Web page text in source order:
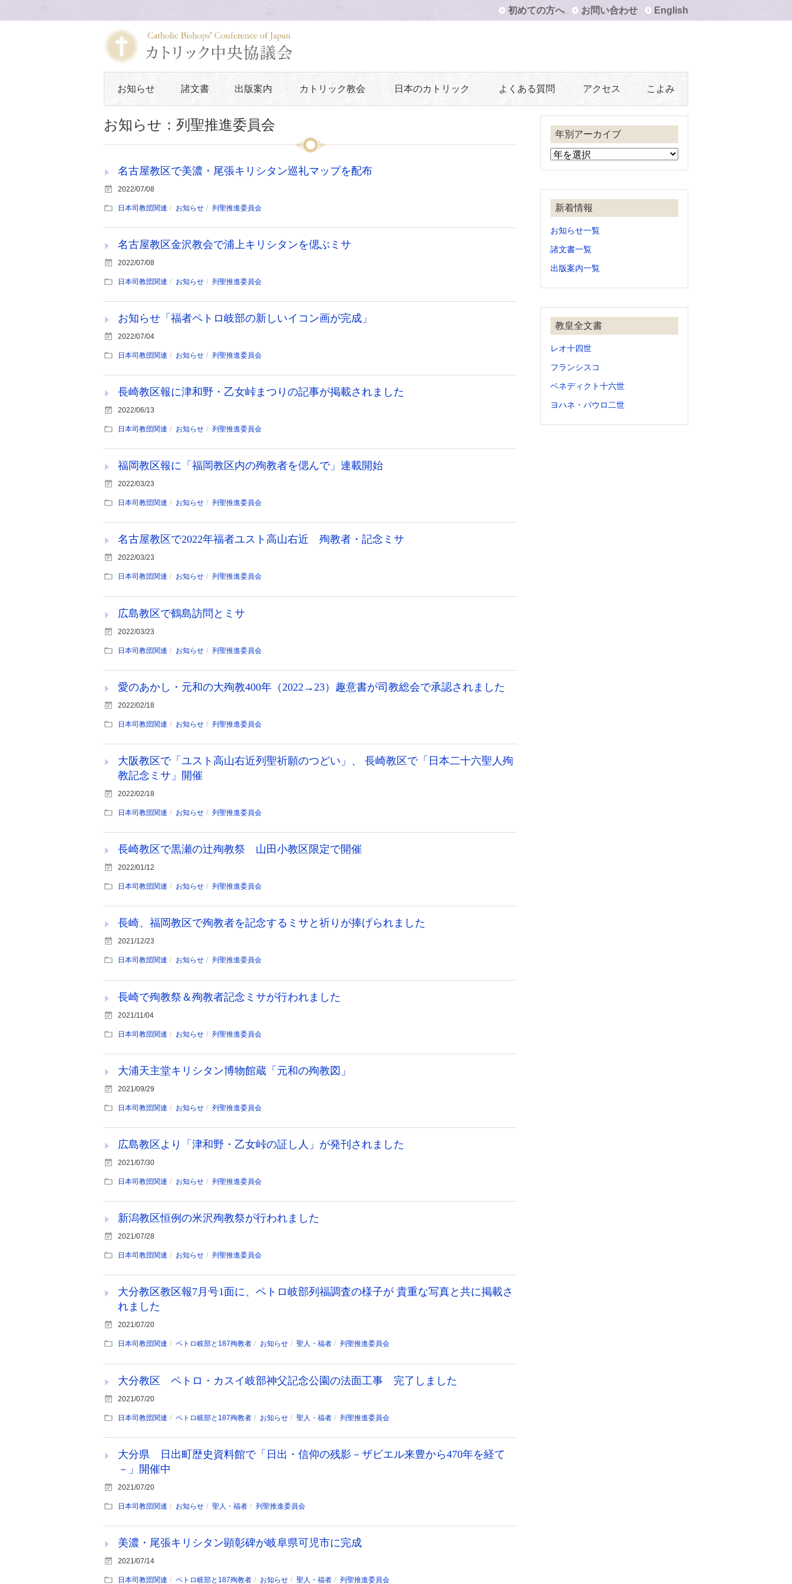
初めての方へ お問い合わせ English
お知らせ 諸文書 出版案内 カトリック教会 日本のカトリック よくある質問 アクセス こよみ
お知らせ：列聖推進委員会
名古屋教区で美濃・尾張キリシタン巡礼マップを配布
2022/07/08
日本司教団関連 お知らせ 列聖推進委員会
名古屋教区金沢教会で浦上キリシタンを偲ぶミサ
2022/07/08
日本司教団関連 お知らせ 列聖推進委員会
お知らせ「福者ペトロ岐部の新しいイコン画が完成」
2022/07/04
日本司教団関連 お知らせ 列聖推進委員会
長崎教区報に津和野・乙女峠まつりの記事が掲載されました
2022/06/13
日本司教団関連 お知らせ 列聖推進委員会
福岡教区報に「福岡教区内の殉教者を偲んで」連載開始
2022/03/23
日本司教団関連 お知らせ 列聖推進委員会
名古屋教区で2022年福者ユスト高山右近 殉教者・記念ミサ
2022/03/23
日本司教団関連 お知らせ 列聖推進委員会
広島教区で鶴島訪問とミサ
2022/03/23
日本司教団関連 お知らせ 列聖推進委員会
愛のあかし・元和の大殉教400年（2022→23）趣意書が司教総会で承認されました
2022/02/18
日本司教団関連 お知らせ 列聖推進委員会
大阪教区で「ユスト高山右近列聖祈願のつどい」、 長崎教区で「日本二十六聖人殉
教記念ミサ」開催
2022/02/18
日本司教団関連 お知らせ 列聖推進委員会
長崎教区で黒瀬の辻殉教祭 山田小教区限定で開催
2022/01/12
日本司教団関連 お知らせ 列聖推進委員会
長崎、福岡教区で殉教者を記念するミサと祈りが捧げられました
2021/12/23
日本司教団関連 お知らせ 列聖推進委員会
長崎で殉教祭＆殉教者記念ミサが行われました
2021/11/04
日本司教団関連 お知らせ 列聖推進委員会
大浦天主堂キリシタン博物館蔵「元和の殉教図」
2021/09/29
日本司教団関連 お知らせ 列聖推進委員会
広島教区より「津和野・乙女峠の証し人」が発刊されました
2021/07/30
日本司教団関連 お知らせ 列聖推進委員会
新潟教区恒例の米沢殉教祭が行われました
2021/07/28
日本司教団関連 お知らせ 列聖推進委員会
大分教区教区報7月号1面に、ペトロ岐部列福調査の様子が 貴重な写真と共に掲載さ
れました
2021/07/20
日本司教団関連 ペトロ岐部と187殉教者 お知らせ 聖人・福者 列聖推進委員会
大分教区 ペトロ・カスイ岐部神父記念公園の法面工事 完了しました
2021/07/20
日本司教団関連 ペトロ岐部と187殉教者 お知らせ 聖人・福者 列聖推進委員会
大分県 日出町歴史資料館で「日出・信仰の残影－ザビエル来豊から470年を経て
－」開催中
2021/07/20
日本司教団関連 お知らせ 聖人・福者 列聖推進委員会
美濃・尾張キリシタン顕彰碑が岐阜県可児市に完成
2021/07/14
日本司教団関連 ペトロ岐部と187殉教者 お知らせ 聖人・福者 列聖推進委員会
年別アーカイブ
新着情報
お知らせ一覧
諸文書一覧
出版案内一覧
教皇全文書
レオ十四世
フランシスコ
ベネディクト十六世
ヨハネ・パウロ二世